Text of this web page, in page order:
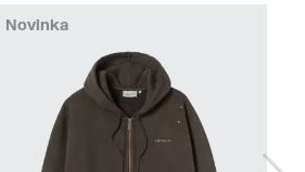
Novinka